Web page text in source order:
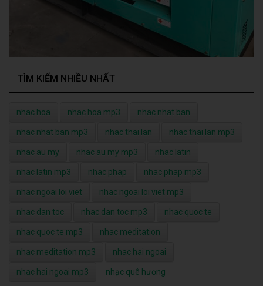
TÌM KIẾM NHIỀU NHẤT
nhac hoa nhac hoa mp3 nhac nhat ban
nhac nhat ban mp3 nhac thai lan nhac thai lan mp3
nhac au my nhac au my mp3 nhac latin
nhac latin mp3 nhac phap nhac phap mp3
nhac ngoai loi viet nhac ngoai loi viet mp3
nhac dan toc nhac dan toc mp3 nhac quoc te
nhac quoc te mp3 nhac meditation
nhac meditation mp3 nhac hai ngoai
nhac hai ngoai mp3 nhạc quê hương